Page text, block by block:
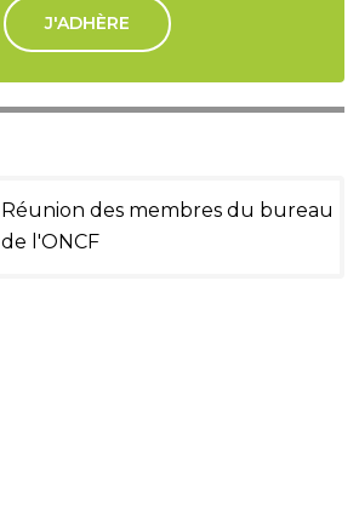
J'ADHÈRE
Réunion des membres du bureau
de l'ONCF